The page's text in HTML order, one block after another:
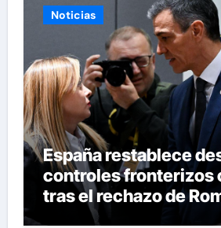
Noticias
España restablece
controles fronterizos
tras el rechazo de
las restricciones